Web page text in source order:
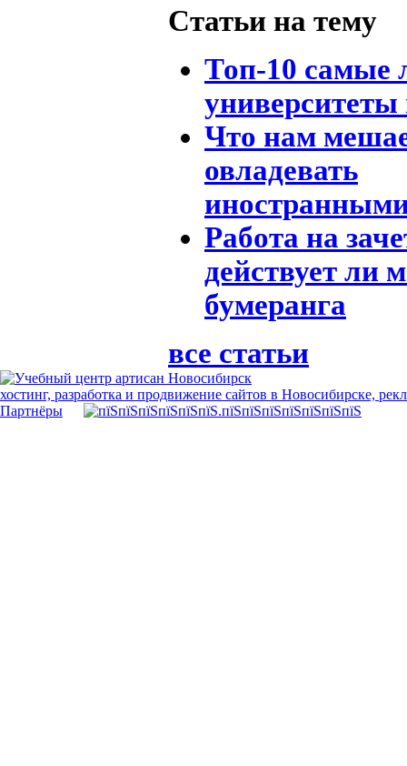
Статьи на тему
Топ-10 самые
Что нам
овладевать
Работа на
действует ли
бумеранга
все статьи
хостинг, разработка и продвижение сайтов в Новосибирске,
Партнёры